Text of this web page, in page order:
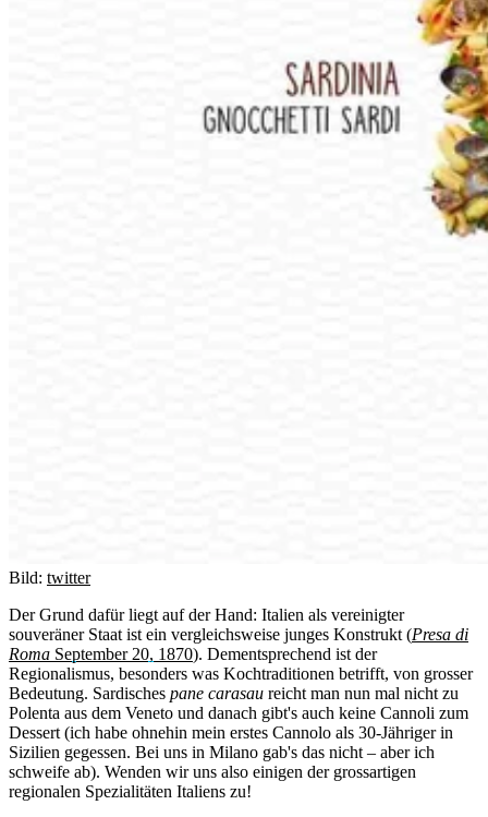
Bild: twitter
Der Grund dafür liegt auf der Hand: Italien als vereinigter
souveräner Staat ist ein vergleichsweise junges Konstrukt (Presa di
Roma September 20, 1870). Dementsprechend ist der
Regionalismus, besonders was Kochtraditionen betrifft, von grosser
Bedeutung. Sardisches pane carasau reicht man nun mal nicht zu
Polenta aus dem Veneto und danach gibt's auch keine Cannoli zum
Dessert (ich habe ohnehin mein erstes Cannolo als 30-Jähriger in
Sizilien gegessen. Bei uns in Milano gab's das nicht – aber ich
schweife ab). Wenden wir uns also einigen der grossartigen
regionalen Spezialitäten Italiens zu!